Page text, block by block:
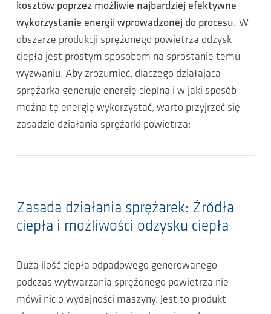
kosztów poprzez możliwie najbardziej efektywne
wykorzystanie energii wprowadzonej do procesu. W
obszarze produkcji sprężonego powietrza odzysk
ciepła jest prostym sposobem na sprostanie temu
wyzwaniu. Aby zrozumieć, dlaczego działająca
sprężarka generuje energię cieplną i w jaki sposób
można tę energię wykorzystać, warto przyjrzeć się
zasadzie działania sprężarki powietrza:
Zasada działania sprężarek: Źródła
ciepła i możliwości odzysku ciepła
Duża ilość ciepła odpadowego generowanego
podczas wytwarzania sprężonego powietrza nie
mówi nic o wydajności maszyny. Jest to produkt